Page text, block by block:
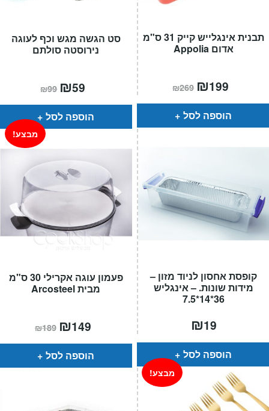
סט הגשה מגש וכף לעוגה
נירוסטה סולתם
₪99 המחיר
המקורי
היה:
₪99.
₪59
הוא:
הוספה לסל
תבנית אינגלייש קייק 31 ס"מ
אדום Appolia
₪269 המחיר
המקורי
היה:
₪269.
₪199
הוא:
הוספה לסל
פעמון עוגה אקרילי 30 ס"מ
מבית Arcosteel
מבצע!
₪189 המחיר
המקורי
היה:
₪189.
₪149
הוא:
הוספה לסל
קופסת אחסון לניוד מזון –
מידות שונות. – אינגליש
36*14*7.5
₪19
הוספה לסל
מבצע!